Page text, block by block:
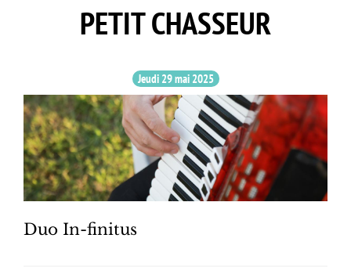
PETIT CHASSEUR
Jeudi 29 mai 2025
Duo In-finitus